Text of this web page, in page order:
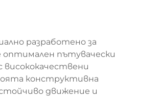
разработено за
оптимален пътувачески
конструктивна
движение и